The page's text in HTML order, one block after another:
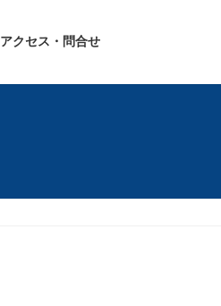
アクセス・問合せ